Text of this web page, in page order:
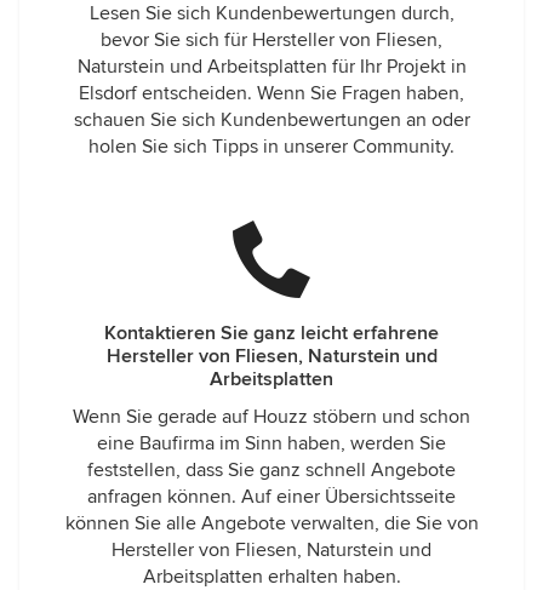
Lesen Sie sich Kundenbewertungen durch,
bevor Sie sich für Hersteller von Fliesen,
Naturstein und Arbeitsplatten für Ihr Projekt in
Elsdorf entscheiden. Wenn Sie Fragen haben,
schauen Sie sich Kundenbewertungen an oder
holen Sie sich Tipps in unserer Community.
Kontaktieren Sie ganz leicht erfahrene
Hersteller von Fliesen, Naturstein und
Arbeitsplatten
Wenn Sie gerade auf Houzz stöbern und schon
eine Baufirma im Sinn haben, werden Sie
feststellen, dass Sie ganz schnell Angebote
anfragen können. Auf einer Übersichtsseite
können Sie alle Angebote verwalten, die Sie von
Hersteller von Fliesen, Naturstein und
Arbeitsplatten erhalten haben.